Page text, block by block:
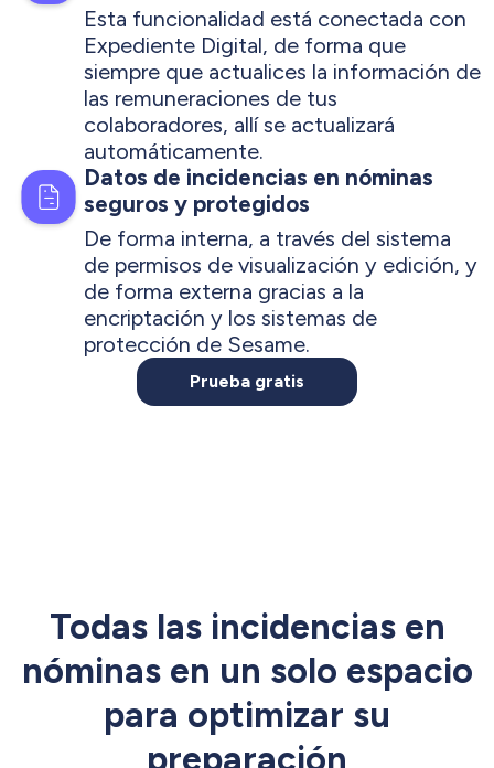
Esta funcionalidad está conectada con
Expediente Digital, de forma que
siempre que actualices la información de
las remuneraciones de tus
colaboradores, allí se actualizará
automáticamente.
Datos de incidencias en nóminas
seguros y protegidos
De forma interna, a través del sistema
de permisos de visualización y edición, y
de forma externa gracias a la
encriptación y los sistemas de
protección de Sesame.
Prueba gratis
Todas las incidencias en
nóminas en un solo espacio
para optimizar su
preparación